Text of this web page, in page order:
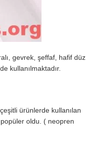
gevrek, şeffaf, hafif düz
kullanılmaktadır.
ürünlerde kullanılan
oldu. ( neopren